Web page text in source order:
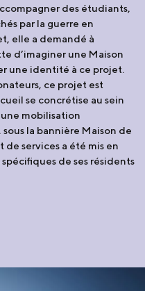
des étudiants,
par la guerre en
elle a demandé à
d’imaginer une Maison
une identité à ce projet.
ce projet est
se concrétise au sein
une mobilisation
la bannière Maison de
de services a été mis en
de ses résidents